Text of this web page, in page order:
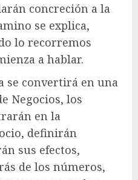
concreción a la
se explica,
lo recorremos
a hablar.
se convertirá en una
Negocios, los
en la
definirán
sus efectos,
de los números,